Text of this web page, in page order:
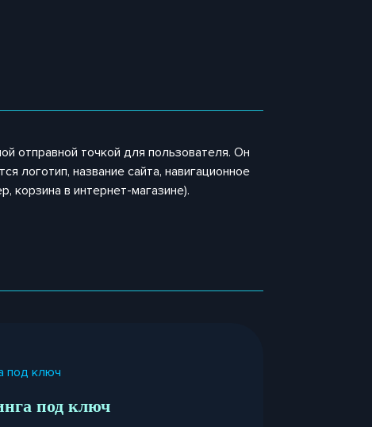
отправной точкой для пользователя. Он
логотип, название сайта, навигационное
корзина в интернет-магазине).
под ключ